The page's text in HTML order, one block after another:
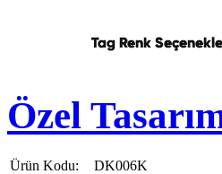
Özel
Ürün Kodu:
DK006K